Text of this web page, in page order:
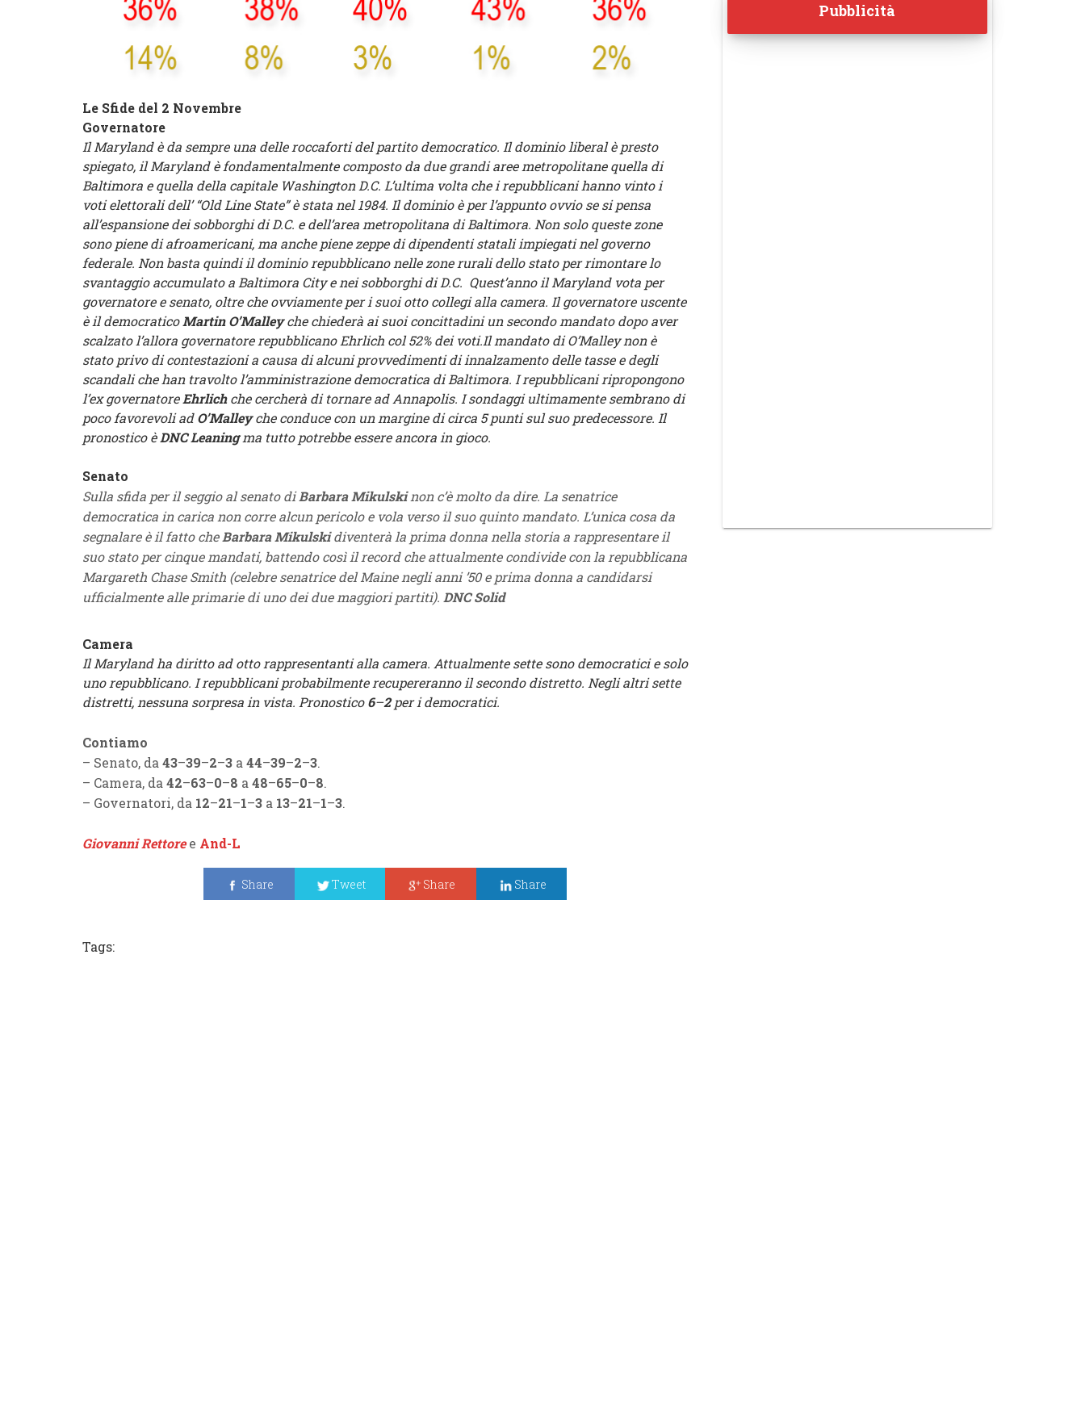
Le Sfide del 2 Novembre
Governatore
Il Maryland è da sempre una delle roccaforti del partito democratico. Il dominio liberal è presto
spiegato, il Maryland è fondamentalmente composto da due grandi aree metropolitane quella di
Baltimora e quella della capitale Washington D.C. L’ultima volta che i repubblicani hanno vinto i
voti elettorali dell’ “Old Line State” è stata nel 1984. Il dominio è per l’appunto ovvio se si pensa
all’espansione dei sobborghi di D.C. e dell’area metropolitana di Baltimora. Non solo queste zone
sono piene di afroamericani, ma anche piene zeppe di dipendenti statali impiegati nel governo
federale. Non basta quindi il dominio repubblicano nelle zone rurali dello stato per rimontare lo
svantaggio accumulato a Baltimora City e nei sobborghi di D.C. Quest’anno il Maryland vota per
governatore e senato, oltre che ovviamente per i suoi otto collegi alla camera. Il governatore uscente
è il democraticoMartin O’Malleyche chiederà ai suoi concittadini un secondo mandato dopo aver
scalzato l’allora governatore repubblicano Ehrlich col 52% dei voti.Il mandato di O’Malley non è
stato privo di contestazioni a causa di alcuni provvedimenti di innalzamento delle tasse e degli
scandali che han travolto l’amministrazione democratica di Baltimora. I repubblicani ripropongono
l’ex governatoreEhrlichche cercherà di tornare ad Annapolis. I sondaggi ultimamente sembrano di
poco favorevoli adO’Malleyche conduce con un margine di circa 5 punti sul suo predecessore. Il
pronostico èDNC Leaningma tutto potrebbe essere ancora in gioco.
Senato
Sulla sfida per il seggio al senato diBarbara Mikulskinon c’è molto da dire. La senatrice
democratica in carica non corre alcun pericolo e vola verso il suo quinto mandato. L’unica cosa da
segnalare è il fatto cheBarbara Mikulskidiventerà la prima donna nella storia a rappresentare il
suo stato per cinque mandati, battendo così il record che attualmente condivide con la repubblicana
Margareth Chase Smith (celebre senatrice del Maine negli anni ’50 e prima donna a candidarsi
ufficialmente alle primarie di uno dei due maggiori partiti). DNC Solid
Camera
Il Maryland ha diritto ad otto rappresentanti alla camera. Attualmente sette sono democratici e solo
uno repubblicano. I repubblicani probabilmente recupereranno il secondo distretto. Negli altri sette
distretti, nessuna sorpresa in vista. Pronostico6–2per i democratici.
Contiamo
– Senato, da43–39–2–3 a44–39–2–3.
– Camera, da42–63–0–8 a48–65–0–8.
– Governatori, da 12–21–1–3 a 13–21–1–3.
Giovanni Rettoree And-L
Share Tweet Share Share
Tags:
Pubblicità